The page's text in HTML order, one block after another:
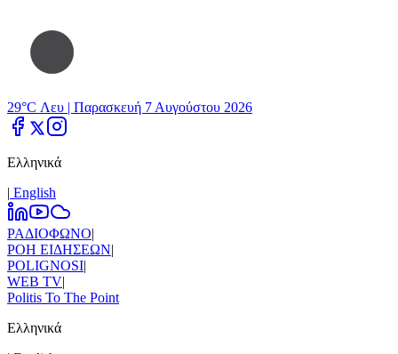
29°C Λευ | Παρασκευή 7 Αυγούστου 2026
Ελληνικά
| Εnglish
ΡΑΔΙΟΦΩΝΟ|
ΡΟΗ ΕΙΔΗΣΕΩΝ|
POLIGNOSI|
WEB TV|
Politis To The Point
Ελληνικά